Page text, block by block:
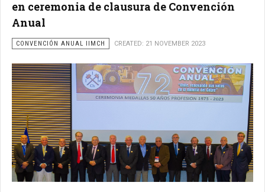
en ceremonia de clausura de Convención
Anual
CONVENCIÓN ANUAL IIMCH CREATED: 21 NOVEMBER 2023